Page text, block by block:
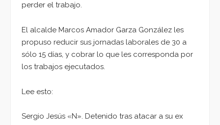
perder el trabajo.
El alcalde Marcos Amador Garza González les
propuso reducir sus jornadas laborales de 30 a
sólo 15 días, y cobrar lo que les corresponda por
los trabajos ejecutados.
Lee esto:
Sergio Jesús «N». Detenido tras atacar a su ex